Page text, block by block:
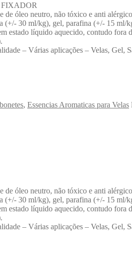
de óleo neutro, não tóxico e anti
30 ml/kg), gel, parafina (+/- 15 ml/
estado líquido aquecido, contudo fora
– Várias aplicações – Velas, Gel,
, Essencias Aromaticas para Velas
de óleo neutro, não tóxico e anti
30 ml/kg), gel, parafina (+/- 15 ml/
estado líquido aquecido, contudo fora
– Várias aplicações – Velas, Gel,